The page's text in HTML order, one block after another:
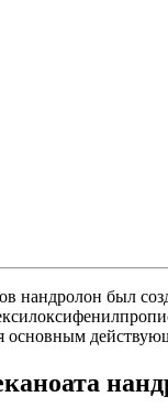
нандролон был